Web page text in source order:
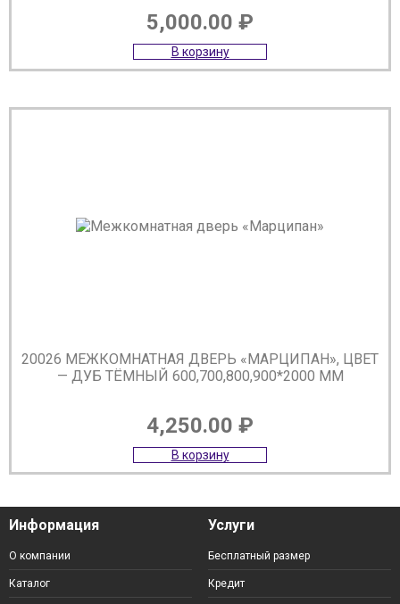
5,000.00 ₽
В корзину
20026 МЕЖКОМНАТНАЯ ДВЕРЬ «МАРЦИПАН», ЦВЕТ
— ДУБ ТЁМНЫЙ 600,700,800,900*2000 ММ
4,250.00 ₽
В корзину
Информация
О компании
Каталог
Услуги
Бесплатный размер
Кредит